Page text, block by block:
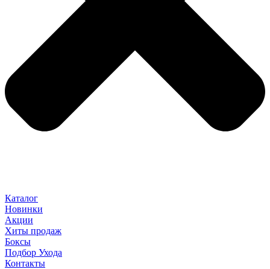
Каталог
Новинки
Акции
Хиты продаж
Боксы
Подбор Ухода
Контакты